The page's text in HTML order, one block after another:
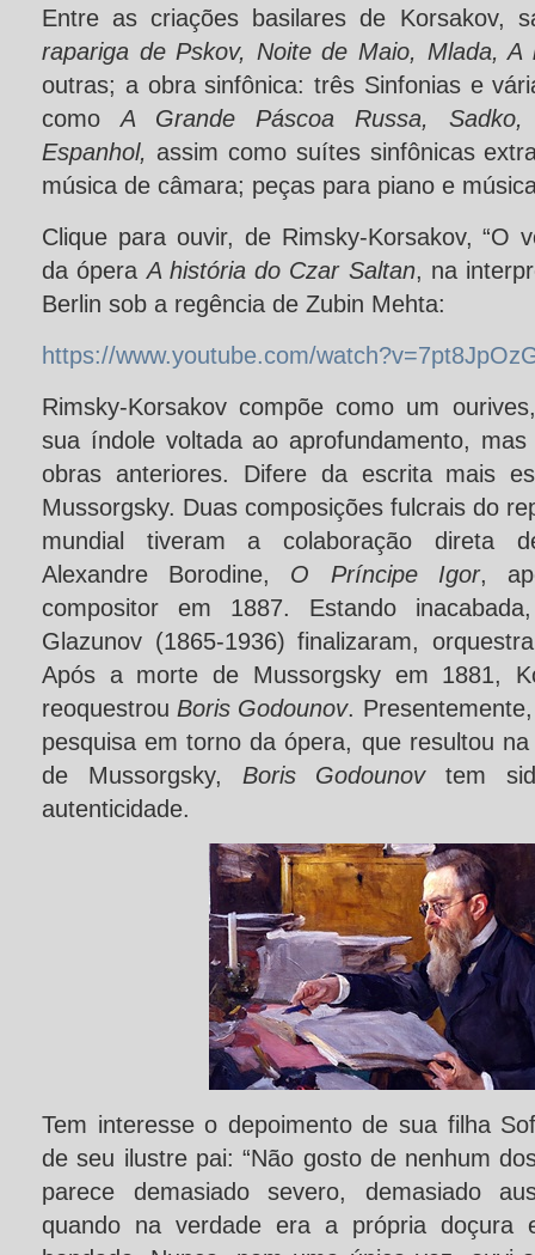
Entre as criações basilares de Korsakov,
rapariga de Pskov, Noite de Maio, Mlada, A
outras; a obra sinfônica: três Sinfonias e
como A Grande Páscoa Russa, Sadko,
Espanhol, assim como suítes sinfônicas
música de câmara; peças para piano e
Clique para ouvir, de Rimsky-Korsakov, “O
da ópera A história do Czar Saltan, na
Berlin sob a regência de Zubin Mehta:
https://www.youtube.com/
Rimsky-Korsakov compõe como um
sua índole voltada ao aprofundamento,
obras anteriores. Difere da escrita mais
Mussorgsky. Duas composições fulcrais do
mundial tiveram a colaboração direta
Alexandre Borodine, O Príncipe Igor,
compositor em 1887. Estando
Glazunov (1865-1936) finalizaram,
Após a morte de Mussorgsky em 1881,
reoquestrou Boris Godounov.
pesquisa em torno da ópera, que resultou
de Mussorgsky, Boris Godounov tem
autenticidade.
Tem interesse o depoimento de sua filha
de seu ilustre pai: “Não gosto de nenhum
parece demasiado severo, demasiado
quando na verdade era a própria doçura